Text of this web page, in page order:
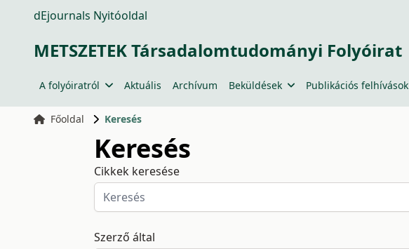
dEjournals Nyitóoldal
METSZETEK Társadalomtudományi Folyóirat
A folyóiratról Aktuális Archívum Beküldések Publikációs felhívások
Főoldal Keresés
Keresés
Cikkek keresése
Szerző által